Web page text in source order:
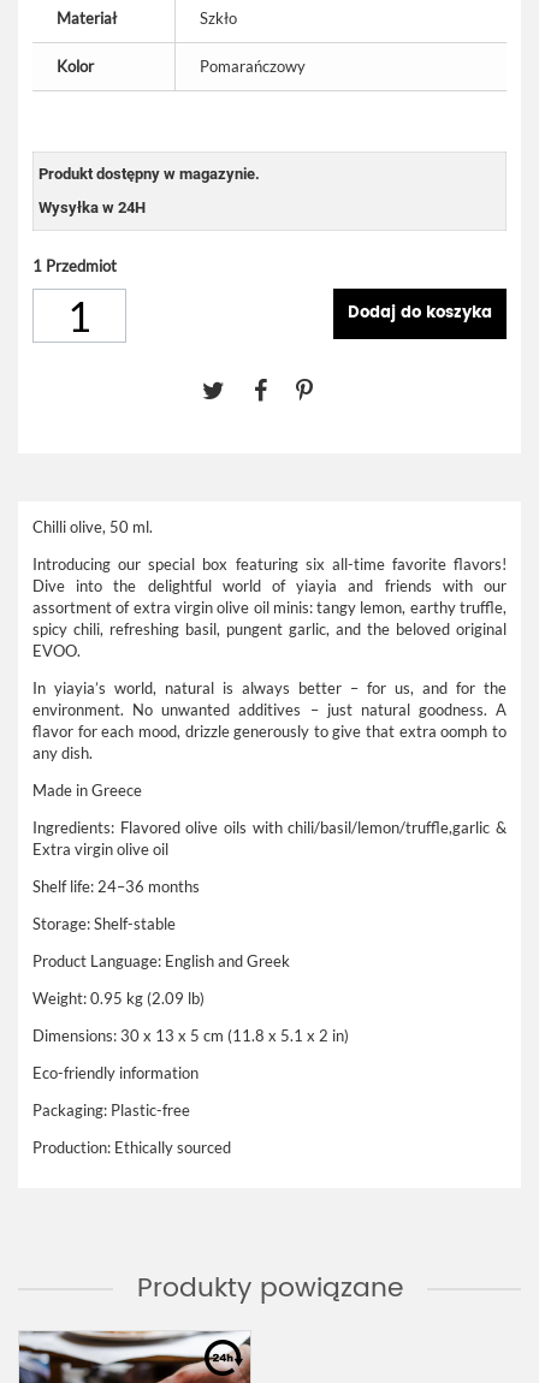
Materiał Szkło
Kolor Pomarańczowy
Produkt dostępny w magazynie.
Wysyłka w 24H
1 Przedmiot
Dodaj do koszyka
Chilli olive, 50 ml.
Introducing our special box featuring six all-time favorite flavors!
Dive into the delightful world of yiayia and friends with our
assortment of extra virgin olive oil minis: tangy lemon, earthy truffle,
spicy chili, refreshing basil, pungent garlic, and the beloved original
EVOO.
In yiayia’s world, natural is always better – for us, and for the
environment. No unwanted additives – just natural goodness. A
flavor for each mood, drizzle generously to give that extra oomph to
any dish.
Made in Greece
Ingredients: Flavored olive oils with chili/basil/lemon/truffle,garlic &
Extra virgin olive oil
Shelf life: 24–36 months
Storage: Shelf-stable
Product Language: English and Greek
Weight: 0.95 kg (2.09 lb)
Dimensions: 30 x 13 x 5 cm (11.8 x 5.1 x 2 in)
Eco-friendly information
Packaging: Plastic-free
Production: Ethically sourced
Produkty powiązane